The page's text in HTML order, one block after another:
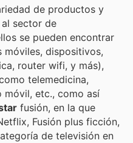
de productos y
sector de
se pueden encontrar
dispositivos,
router wifi, y más),
telemedicina,
móvil, etc., como así
fusión, en la que
Fusión plus ficción,
de televisión en